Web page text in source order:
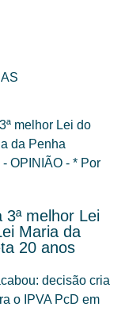
3ª melhor Lei
Maria da
20 anos